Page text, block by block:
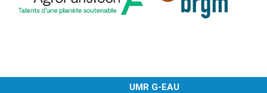
UMR G-EAU